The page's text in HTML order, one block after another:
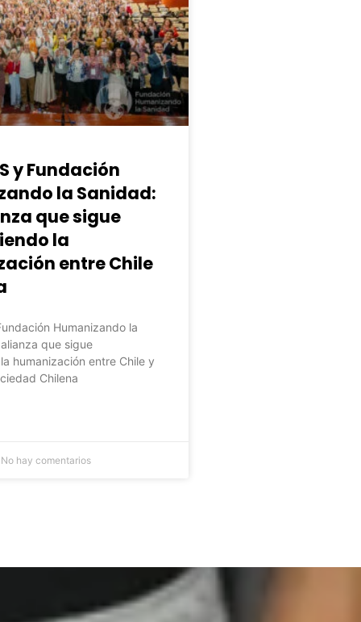
y Fundación
la Sanidad:
que sigue
la
entre Chile
Humanizando la
que sigue
humanización entre Chile y
Chilena
No hay comentarios